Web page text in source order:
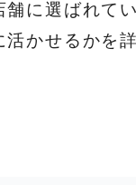
舗に選ばれて
活かせるかを